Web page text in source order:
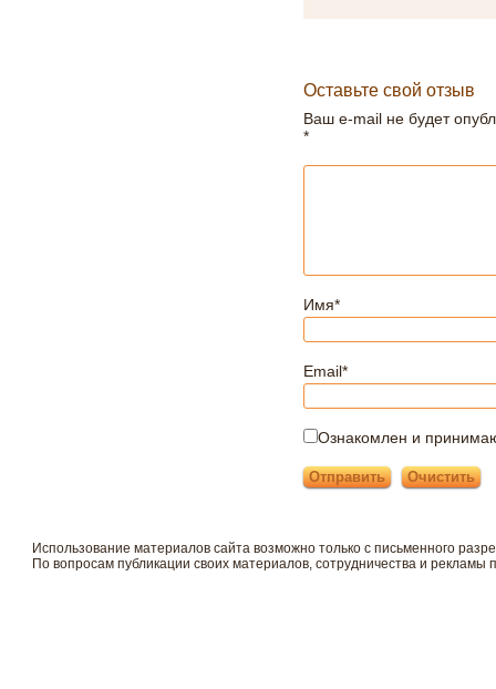
Оставьте свой отзыв
Ваш e-mail не будет
*
Имя*
Email*
Ознакомлен и
Использование материалов сайта возможно только с письменного
По вопросам публикации своих материалов, сотрудничества и